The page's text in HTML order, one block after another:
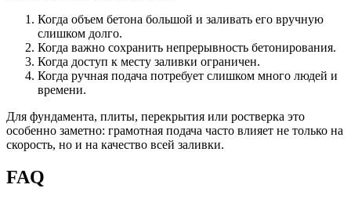
Когда объем бетона большой и заливать его вручную
слишком долго.
Когда важно сохранить непрерывность бетонирования.
Когда доступ к месту заливки ограничен.
Когда ручная подача потребует слишком много людей и
времени.
Для фундамента, плиты, перекрытия или ростверка это
особенно заметно: грамотная подача часто влияет не только на
скорость, но и на качество всей заливки.
FAQ